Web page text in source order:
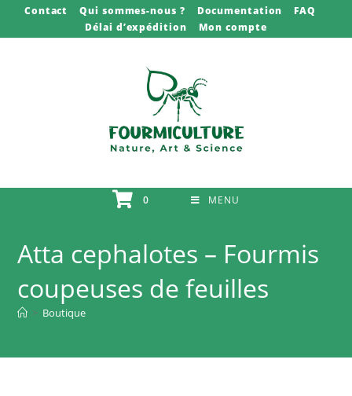
Contact Qui sommes-nous ? Documentation
FAQ
Délai d’expédition
Mon compte
0 MENU
Atta cephalotes – Fourmis
coupeuses de feuilles
> Boutique